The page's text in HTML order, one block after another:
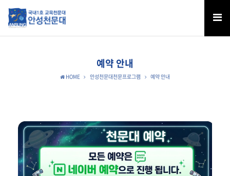
예약 안내
HOME 안성천문대천문프로그램 예약 안내